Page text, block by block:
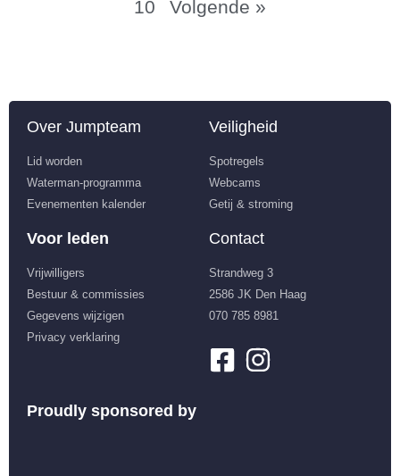
10
Volgende »
Over Jumpteam
Lid worden
Waterman-programma
Evenementen kalender
Veiligheid
Spotregels
Webcams
Getij & stroming
Voor leden
Vrijwilligers
Bestuur & commissies
Gegevens wijzigen
Privacy verklaring
Contact
Strandweg 3
2586 JK Den Haag
070 785 8981
Proudly sponsored by